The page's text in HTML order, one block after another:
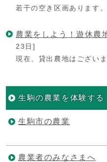
若干の空き区画あります。
農業をしよう！遊休農
23日]
現在、貸出農地はございま
生駒の農業を体験する
生駒市の農業
農業者のみなさまへ